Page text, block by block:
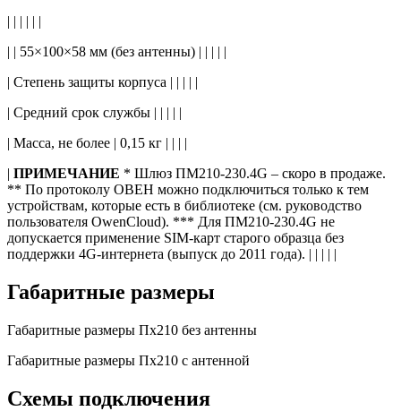
| | | | | |
| | 55×100×58 мм (без антенны) | | | | |
| Степень защиты корпуса | | | | |
| Средний срок службы | | | | |
| Масса, не более | 0,15 кг | | | |
| ПРИМЕЧАНИЕ * Шлюз ПМ210-230.4G – скоро в продаже.
** По протоколу ОВЕН можно подключиться только к тем
устройствам, которые есть в библиотеке (см. руководство
пользователя OwenCloud). *** Для ПМ210-230.4G не
допускается применение SIM-карт старого образца без
поддержки 4G-интернета (выпуск до 2011 года). | | | | |
Габаритные размеры
Габаритные размеры Пх210 без антенны
Габаритные размеры Пх210 с антенной
Схемы подключения